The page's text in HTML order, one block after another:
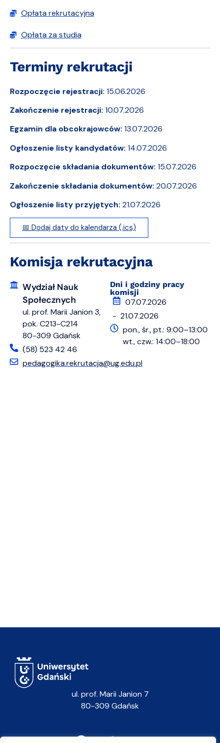
Opłata rekrutacyjna
Opłata za studia
Terminy rekrutacji
Rozpoczęcie rejestracji: 15.06.2026
Zakończenie rejestracji: 10.07.2026
Egzamin dla obcokrajowców: 13.07.2026
Ogłoszenie listy kandydatów: 14.07.2026
Rozpoczęcie składania dokumentów: 15.07.2026
Zakończenie składania dokumentów: 20.07.2026
Ogłoszenie listy przyjętych: 21.07.2026
📅 Dodaj daty do kalendarza (.ics)
Komisja rekrutacyjna
Wydział Nauk
Społecznych
ul. prof. Marii Janion 3,
pok. C213-C214
80-309 Gdańsk
(58) 523 42 46
pedagogika.rekrutacja@ug.edu.pl
Dni i godziny pracy
komisji
07.07.2026
- 21.07.2026
pon., śr., pt.: 9:00–13:00
wt., czw.: 14:00–18:00
ul. prof. Marii Janion 7
80-309 Gdańsk